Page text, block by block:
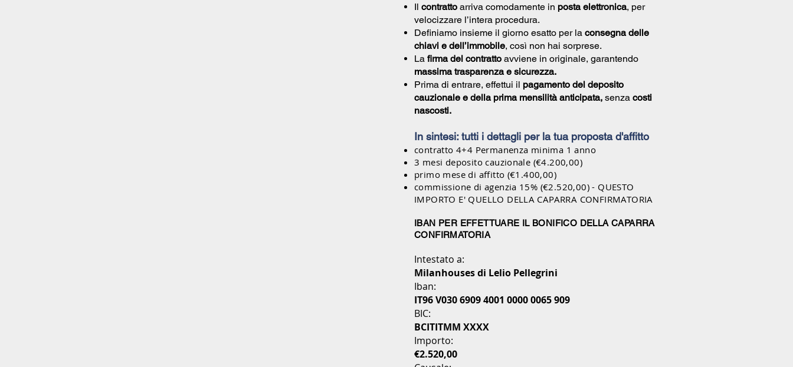
Il contratto arriva comodamente in posta elettronica, per
velocizzare l’intera procedura.
Definiamo insieme il giorno esatto per la consegna delle
chiavi e dell’immobile, così non hai sorprese.
La firma del contratto avviene in originale, garantendo
massima trasparenza e sicurezza.
Prima di entrare, effettui il pagamento del deposito
cauzionale e della prima mensilità anticipata, senza costi
nascosti.
In sintesi: tutti i dettagli per la tua proposta d'affitto
contratto 4+4 Permanenza minima 1 anno
3 mesi deposito cauzionale (€4.200,00)
primo mese di affitto (€1.400,00)
commissione di agenzia 15% (€2.520,00) - QUESTO
IMPORTO E' QUELLO DELLA CAPARRA CONFIRMATORIA
IBAN PER EFFETTUARE IL BONIFICO DELLA CAPARRA
CONFIRMATORIA
Intestato a:
Milanhouses di Lelio Pellegrini
Iban:
IT96 V030 6909 4001 0000 0065 909
BIC:
BCITITMM XXXX
Importo:
€2.520,00